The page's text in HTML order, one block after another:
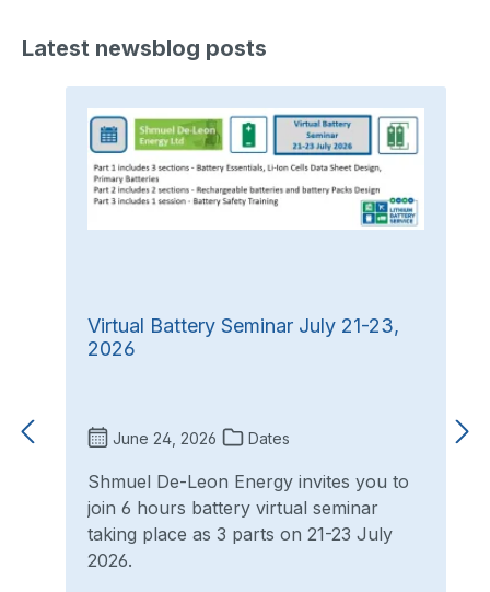
Latest newsblog posts
Virtual Battery Seminar July 21-23,
2026
June 24, 2026 Dates
Shmuel De-Leon Energy invites you to
join 6 hours battery virtual seminar
taking place as 3 parts on 21-23 July
2026.